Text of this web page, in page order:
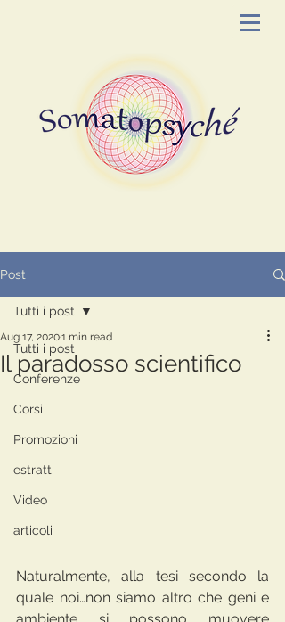
Post
Tutti i post
Conferenze
Corsi
Promozioni
estratti
Video
articoli
Tutti i post
Il paradosso scientifico
Aug 17, 20201 min read
Naturalmente, alla tesi secondo la
quale noi…non siamo altro che geni e
ambiente si possono muovere